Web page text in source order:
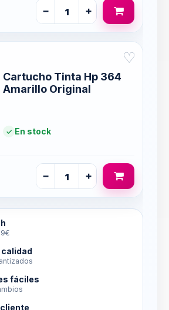
− +
♡
Cartucho Tinta Hp 364
Amarillo Original
En stock
− +
fáciles